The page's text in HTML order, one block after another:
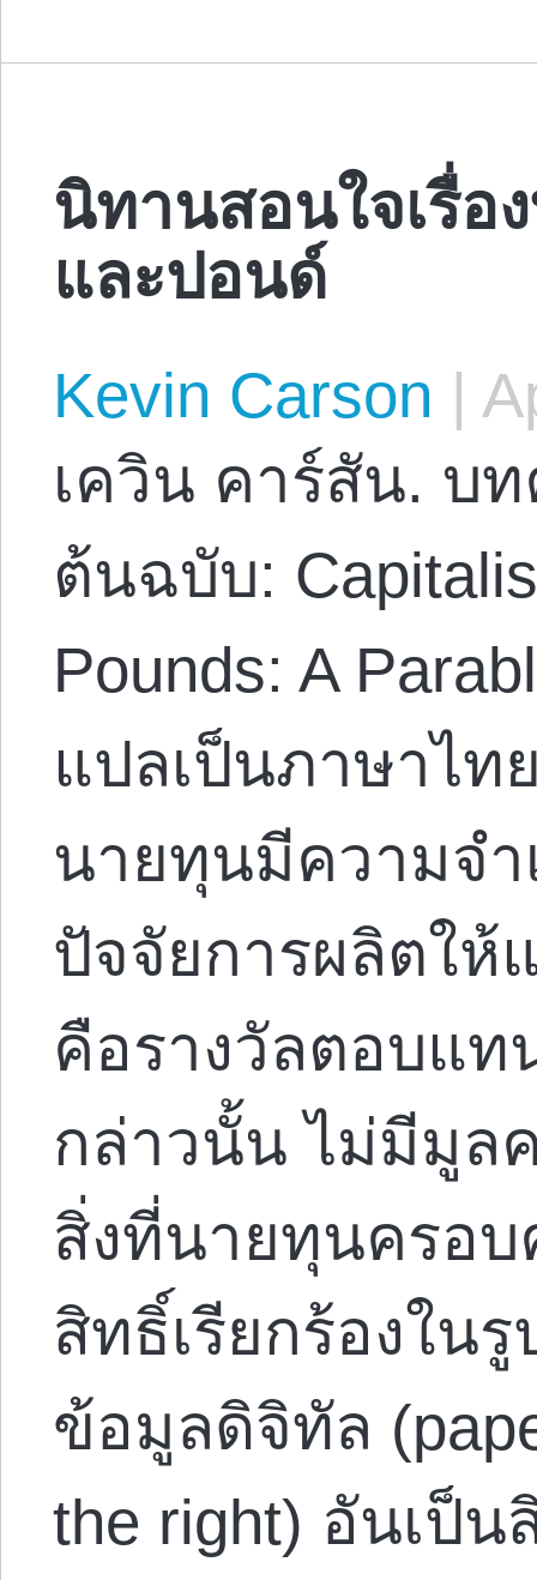
นิทานสอนใจเรื่
และปอนด์
Kevin Carson |
เควิน คาร์สัน. บ
ต้นฉบับ:
Pounds: A
แปลเป็นภาษาไท
นายทุนมีความจำ
ปัจจัยการผลิตให้
คือรางวัลตอบแ
กล่าวนั้น ไม่มีมูล
สิ่งที่นายทุนครอบ
สิทธิ์เรียกร้องใน
ข้อมูลดิจิทัล
the right) อันเป็